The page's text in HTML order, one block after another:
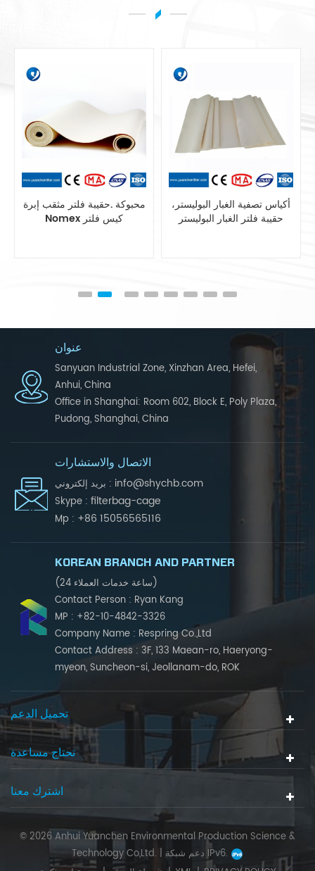
أكياس تصفية الغبار البوليستر،
حقيبة فلتر الغبار البوليستر
مزج بوليستر الاستاتيكيه حقيبة
تصفية أنظمة جمع الغبار
عنوان
Sanyuan Industrial Zone, Xinzhan Area, Hefei,
Anhui, China
Office in Shanghai: Room 602, Block E, Poly Plaza,
Pudong, Shanghai, China
الاتصال والاستشارات
بريد إلكتروني : info@shychb.com
Skype : filterbag-cage
Mp : +86 15056565116
KOREAN BRANCH AND PARTNER
(24 ساعة خدمات العملاء)
Contact Person : Ryan Kang
MP : +82-10-4842-3326
Company Name : Respring Co.,Ltd
Contact Address : 3F, 133 Maean-ro, Haeryong-
myeon, Suncheon-si, Jeollanam-do, ROK
تحميل الدعم
تحتاج مساعدة
اشترك معنا
© 2026 Anhui Yuanchen Environmental Production Science &
Technology Co,Ltd. |
دعم شبكة IPv6.